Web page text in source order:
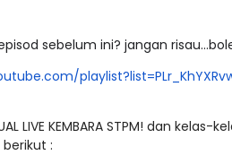
sebelum ini? jangan
playlist?
LIVE KEMBARA STPM! dan
:
🔴 [LIVE] PRINSIP